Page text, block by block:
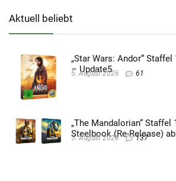
Aktuell beliebt
„Star Wars: Andor“
– Update5
5. August 2026 61
„The Mandalorian“
Steelbook (Re-Release)
5. August 2026 137